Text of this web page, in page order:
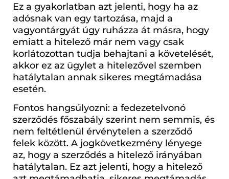
Ez a gyakorlatban azt jelenti, hogy ha az
adósnak van egy tartozása, majd a
vagyontárgyát úgy ruházza át másra, hogy
emiatt a hitelező már nem vagy csak
korlátozottan tudja behajtani a követelését,
akkor ez az ügylet a hitelezővel szemben
hatálytalan annak sikeres megtámadása
esetén.
Fontos hangsúlyozni: a fedezetelvonó
szerződés főszabály szerint nem semmis, és
nem feltétlenül érvénytelen a szerződő
felek között. A jogkövetkezmény lényege
az, hogy a szerződés a hitelező irányában
hatálytalan. Ez azt jelenti, hogy a hitelező